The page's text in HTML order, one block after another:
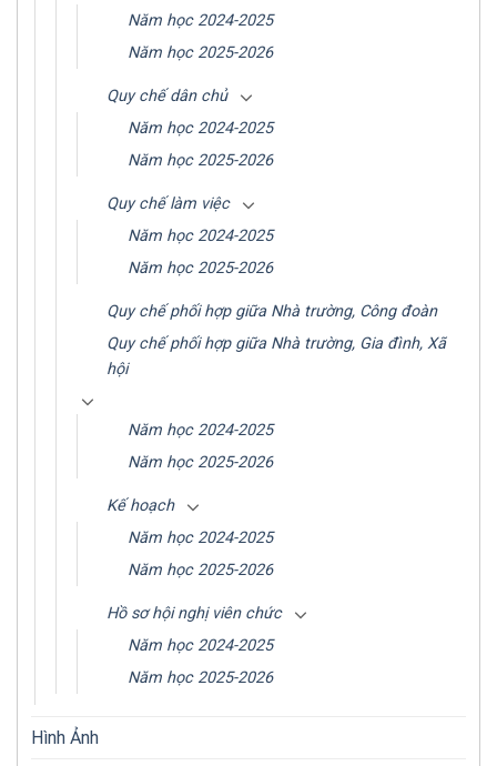
Năm học 2024-2025
Năm học 2025-2026
Quy chế dân chủ
Năm học 2024-2025
Năm học 2025-2026
Quy chế làm việc
Năm học 2024-2025
Năm học 2025-2026
Quy chế phối hợp giữa Nhà trường, Công đoàn
Quy chế phối hợp giữa Nhà trường, Gia đình, Xã
hội
Năm học 2024-2025
Năm học 2025-2026
Kế hoạch
Năm học 2024-2025
Năm học 2025-2026
Hồ sơ hội nghị viên chức
Năm học 2024-2025
Năm học 2025-2026
Hình Ảnh